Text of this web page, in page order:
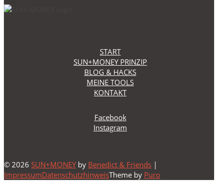
START
SUN+MONEY PRINZIP
BLOG & HACKS
MEINE TOOLS
KONTAKT
Facebook
Instagram
© 2026 SUN+MONEYby Benedict & Friends |
ImpressumDatenschutzhinweisTheme by Puro